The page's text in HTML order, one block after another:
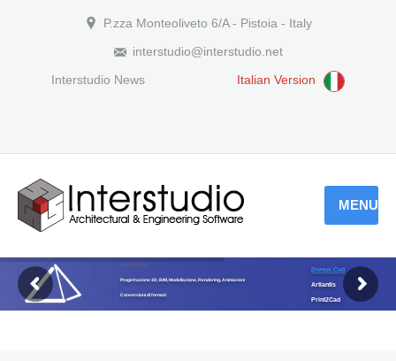
P.zza Monteoliveto 6/A - Pistoia - Italy
interstudio@interstudio.net
Interstudio News
Italian Version
MENU
Architettura
Progettazione 3D, BIM, Modellazione, Rendering, Animazioni
Conversioni di formati
Domus.Cad
Artlantis
Print2Cad